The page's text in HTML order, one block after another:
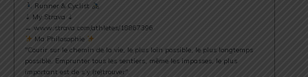
Runner & Cyclist
⇣ My Strava ⇣
→ www.strava.com/athletes/18867396
Ma Philosophie
"Courir sur le chemin de la vie, le plus loin possible, le plus longtemps
possible. Emprunter tous les sentiers, même les impasses, le plus
important est de s’y (re)trouver".